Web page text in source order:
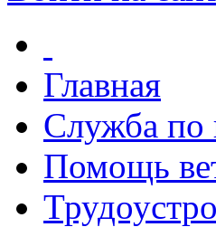
Главная
Служба по
Помощь